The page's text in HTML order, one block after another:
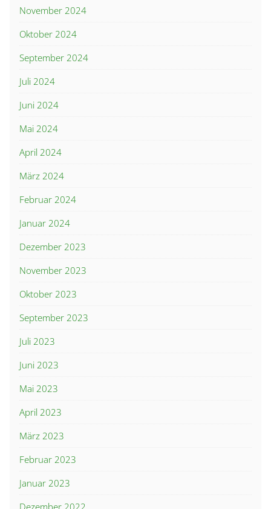
November 2024
Oktober 2024
September 2024
Juli 2024
Juni 2024
Mai 2024
April 2024
März 2024
Februar 2024
Januar 2024
Dezember 2023
November 2023
Oktober 2023
September 2023
Juli 2023
Juni 2023
Mai 2023
April 2023
März 2023
Februar 2023
Januar 2023